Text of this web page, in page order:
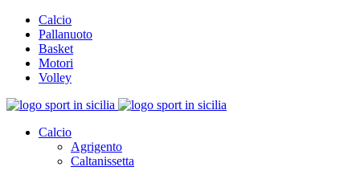
Calcio
Pallanuoto
Basket
Motori
Volley
Calcio
Agrigento
Caltanissetta